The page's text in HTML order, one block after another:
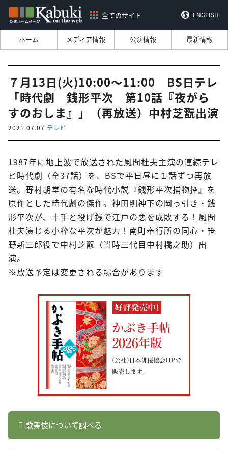
全てのサイト ENGLISH
ホーム メディア情報 公演情報 最新情報
７月13日(火)10:00～11:00 BS日テレ
「時代劇 銭形平次 第10話『夜がら
すのおしま』」（再放送）中村芝翫出演
2021.07.07 テレビ
1987年に地上波で放送された風間杜夫主演の連続テレ
ビ時代劇（全37話）を、BSで平日昼に１話ずつ再放
送。野村胡堂の有名な時代小説『銭形平次捕物控』を
原作とした時代劇の傑作。神田明神下の岡っ引き・銭
形平次が、十手と投げ銭で江戸の悪を成敗する！風間
杜夫演じる小粋な平次が魅力！南町奉行所の同心・笹
野新三郎役で中村芝翫（当時三代目中村橋之助）出
演。
※放送予定は変更される場合があります
歌舞伎について調べる